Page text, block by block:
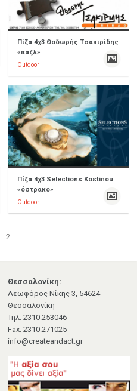
Πίζα 4χ3 Θοδωρής Τσακιρίδης
«παζλ»
Outdoor
Πίζα 4χ3 Selections Kostinou
«όστρακο»
Outdoor
2
Θεσσαλονίκη:
Λεωφόρος Νίκης 3, 54624
Θεσσαλονίκη
Τηλ: 2310.253046
Fax: 2310.271025
info@createandact.gr